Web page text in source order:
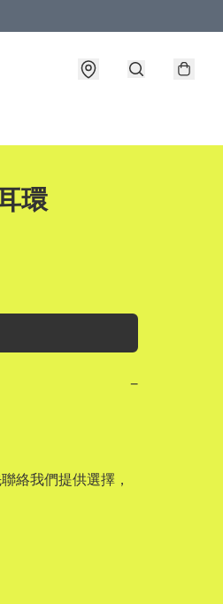
環
−
絡我們提供選擇，